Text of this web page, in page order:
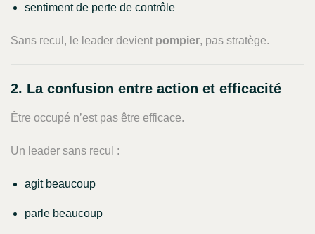
sentiment de perte de contrôle
Sans recul, le leader devient pompier, pas stratège.
2. La confusion entre action et efficacité
Être occupé n’est pas être efficace.
Un leader sans recul :
agit beaucoup
parle beaucoup